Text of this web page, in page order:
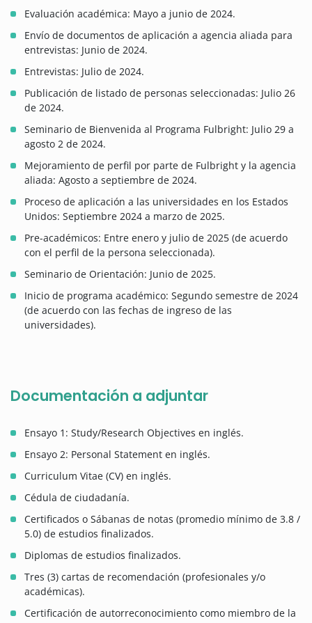
Evaluación académica: Mayo a junio de 2024.
Envío de documentos de aplicación a agencia aliada para
entrevistas: Junio de 2024.
Entrevistas: Julio de 2024.
Publicación de listado de personas seleccionadas: Julio 26
de 2024.
Seminario de Bienvenida al Programa Fulbright: Julio 29 a
agosto 2 de 2024.
Mejoramiento de perfil por parte de Fulbright y la agencia
aliada: Agosto a septiembre de 2024.
Proceso de aplicación a las universidades en los Estados
Unidos: Septiembre 2024 a marzo de 2025.
Pre-académicos: Entre enero y julio de 2025 (de acuerdo
con el perfil de la persona seleccionada).
Seminario de Orientación: Junio de 2025.
Inicio de programa académico: Segundo semestre de 2024
(de acuerdo con las fechas de ingreso de las
universidades).
Documentación a adjuntar
Ensayo 1: Study/Research Objectives en inglés.
Ensayo 2: Personal Statement en inglés.
Curriculum Vitae (CV) en inglés.
Cédula de ciudadanía.
Certificados o Sábanas de notas (promedio mínimo de 3.8 /
5.0) de estudios finalizados.
Diplomas de estudios finalizados.
Tres (3) cartas de recomendación (profesionales y/o
académicas).
Certificación de autorreconocimiento como miembro de la